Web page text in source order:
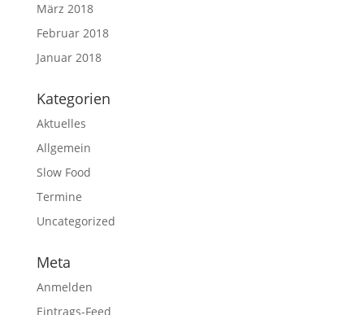
März 2018
Februar 2018
Januar 2018
Kategorien
Aktuelles
Allgemein
Slow Food
Termine
Uncategorized
Meta
Anmelden
Eintrags-Feed